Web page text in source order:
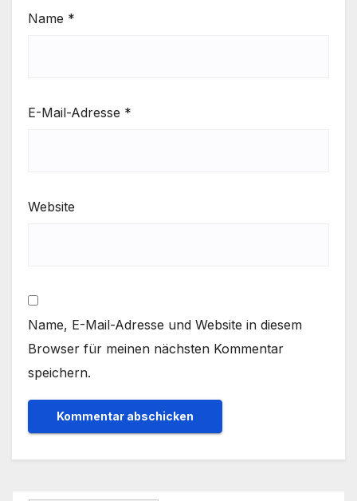
Name *
E-Mail-Adresse *
Website
Name, E-Mail-Adresse und Website in diesem
Browser für meinen nächsten Kommentar
speichern.